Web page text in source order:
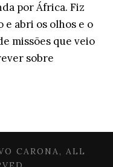
por África. Fiz
e abri os olhos e o
missões que veio
sobre
CARONA, ALL